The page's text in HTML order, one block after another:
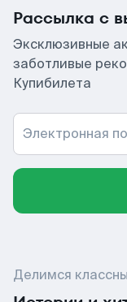
Рассылка с
Эксклюзивные
заботливые
Купибилета
Электронная
Делимся